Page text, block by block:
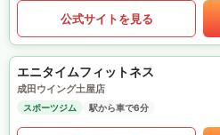
公式サイトを見る
エニタイムフィットネス
成田ウイング土屋店
スポーツジム 駅から車で6分